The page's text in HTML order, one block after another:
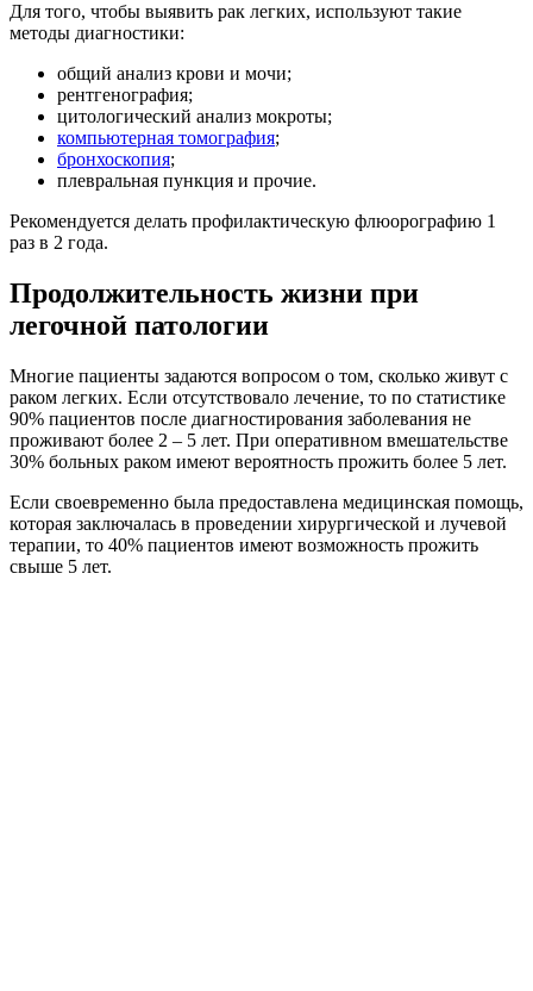
Для того, чтобы выявить рак легких, используют такие
методы диагностики:
общий анализ крови и мочи;
рентгенография;
цитологический анализ мокроты;
компьютерная томография;
бронхоскопия;
плевральная пункция и прочие.
Рекомендуется делать профилактическую флюорографию 1
раз в 2 года.
Продолжительность жизни при
легочной патологии
Многие пациенты задаются вопросом о том, сколько живут с
раком легких. Если отсутствовало лечение, то по статистике
90% пациентов после диагностирования заболевания не
проживают более 2 – 5 лет. При оперативном вмешательстве
30% больных раком имеют вероятность прожить более 5 лет.
Если своевременно была предоставлена медицинская помощь,
которая заключалась в проведении хирургической и лучевой
терапии, то 40% пациентов имеют возможность прожить
свыше 5 лет.